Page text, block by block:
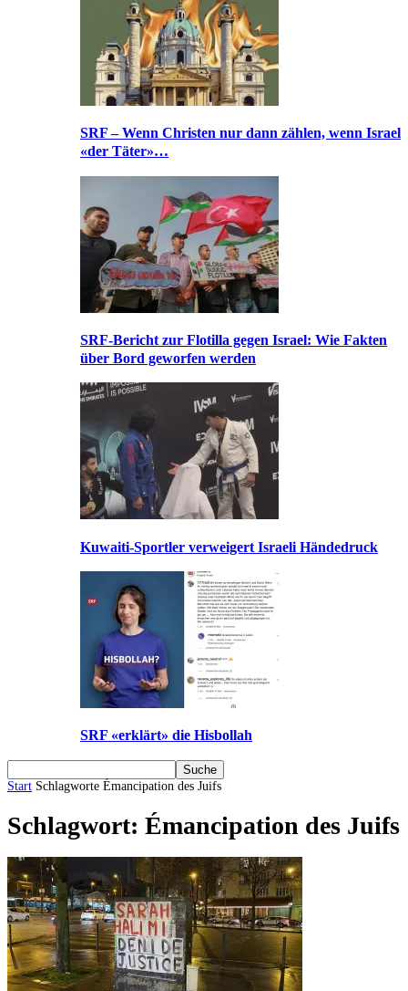
SRF – Wenn Christen nur dann zählen, wenn Israel
«der Täter»…
SRF-Bericht zur Flotilla gegen Israel: Wie Fakten
über Bord geworfen werden
Kuwaiti-Sportler verweigert Israeli Händedruck
SRF «erklärt» die Hisbollah
Start Schlagworte Émancipation des Juifs
Schlagwort: Émancipation des Juifs